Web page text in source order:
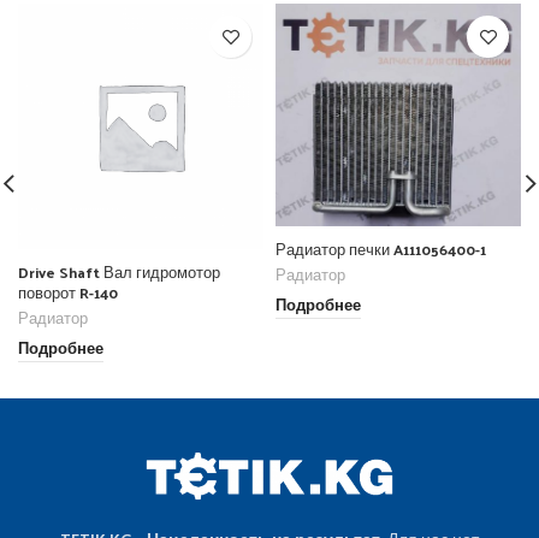
Drive Shaft Вал гидромотор
поворот R-140
Радиатор
Подробнее
Радиатор печки A111056400-1
Радиатор
Подробнее